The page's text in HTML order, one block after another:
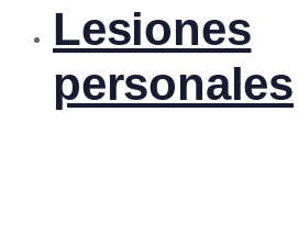
Lesiones
personales